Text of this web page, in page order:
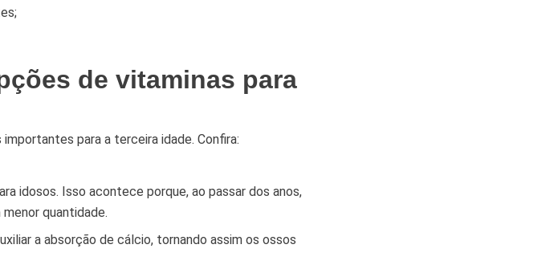
de vitaminas para
para a terceira idade. Confira:
idosos. Isso acontece porque, ao passar dos anos,
quantidade.
a absorção de cálcio, tornando assim os ossos